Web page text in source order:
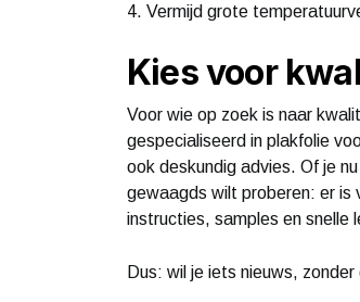
4. Vermijd grote
Kies voor
Voor wie op zoek is naar
gespecialiseerd in plakfolie
ook deskundig advies. Of je
gewaagds wilt proberen: er is
instructies, samples en snelle
Dus: wil je iets nieuws,